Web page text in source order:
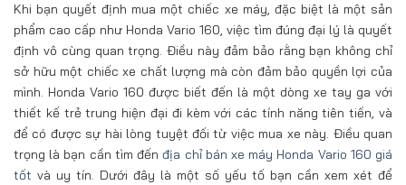
Khi bạn quyết định mua một chiếc xe máy, đặc biệt là một sản
phẩm cao cấp như Honda Vario 160, việc tìm đúng đại lý là quyết
định vô cùng quan trọng. Điều này đảm bảo rằng bạn không chỉ
sở hữu một chiếc xe chất lượng mà còn đảm bảo quyền lợi của
mình. Honda Vario 160 được biết đến là một dòng xe tay ga với
thiết kế trẻ trung hiện đại đi kèm với các tính năng tiên tiến, và
để có được sự hài lòng tuyệt đối từ việc mua xe này. Điều quan
trọng là bạn cần tìm đếnđịa chỉ bán xe máy Honda Vario 160 giá
tốt và uy tín. Dưới đây là một số yếu tố bạn cần xem xét để